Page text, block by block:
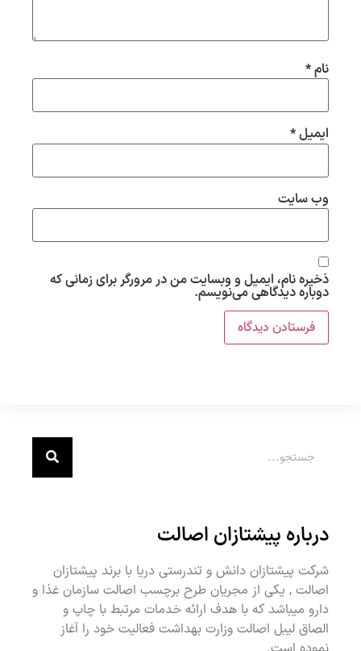
نام*
ایمیل*
وب‌ سایت
ذخیره نام، ایمیل و وبسایت من در مرورگر برای زمانی که
دوباره دیدگاهی می‌نویسم.
درباره پیشتازان اصالت
شرکت پیشتازان دانش و تندرستی دریا با برند پیشتازان
اصالت , یکی از مجریان طرح برچسب اصالت سازمان غذا و
دارو میباشد که با هدف ارائه خدمات مرتبط با چاپ و
الصاق لیبل اصالت وزارت بهداشت فعالیت خود را آغاز